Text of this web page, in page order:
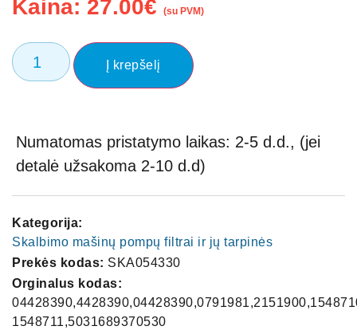
Kaina: 27.00€ (su PVM)
Į krepšelį
Numatomas pristatymo laikas: 2-5 d.d., (jei
detalė užsakoma 2-10 d.d)
Kategorija:
Skalbimo mašinų pompų filtrai ir jų tarpinės
Prekės kodas: SKA054330
Orginalus kodas:
1548711,5031689370530